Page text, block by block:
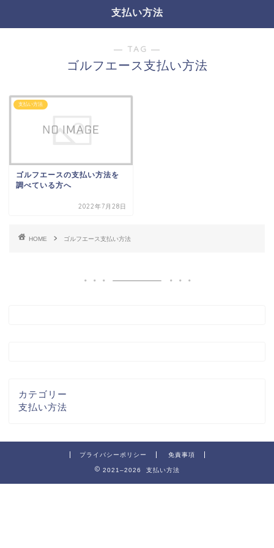
支払い方法
― TAG ―
ゴルフエース支払い方法
支払い方法
ゴルフエースの支払い方法を
調べている方へ
2022年7月28日
HOME ゴルフエース支払い方法
カテゴリー
支払い方法
プライバシーポリシー 免責事項
2021–2026 支払い方法